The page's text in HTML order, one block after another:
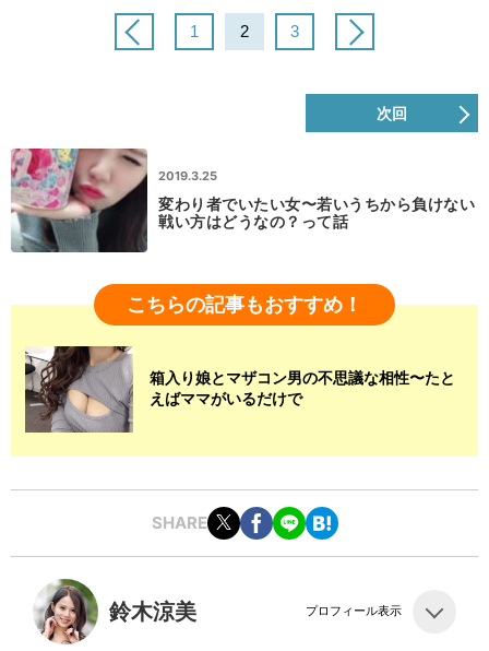
1 2 3
次回
2019.3.25
変わり者でいたい女〜若いうちから負けない
戦い方はどうなの？って話
こちらの記事もおすすめ！
箱入り娘とマザコン男の不思議な相性〜たと
えばママがいるだけで
SHARE
鈴木涼美 プロフィール表示